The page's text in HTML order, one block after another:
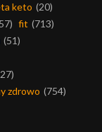
keto (20)
fit (713)
(51)
zdrowo (754)